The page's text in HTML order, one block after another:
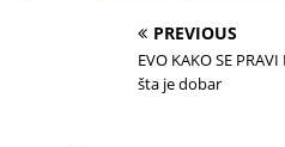
PREVIOUS
EVO KAKO SE
šta je dobar